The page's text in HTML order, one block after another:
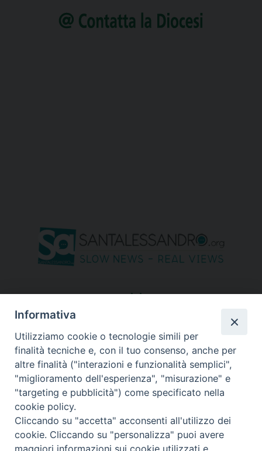
seguici su
Informativa
Utilizziamo cookie o tecnologie simili per
finalità tecniche e, con il tuo consenso, anche per
altre finalità ("interazioni e funzionalità semplici",
"miglioramento dell'esperienza", "misurazione" e
"targeting e pubblicità") come specificato nella
cookie policy.
Cliccando su "accetta" acconsenti all'utilizzo dei
cookie. Cliccando su "personalizza" puoi avere